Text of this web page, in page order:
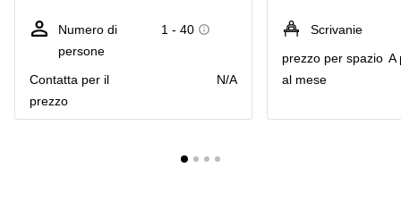
Numero di
persone
1 - 40
Сontatta per il
prezzo
N/A
Scrivanie
prezzo per spazio
al mese
A